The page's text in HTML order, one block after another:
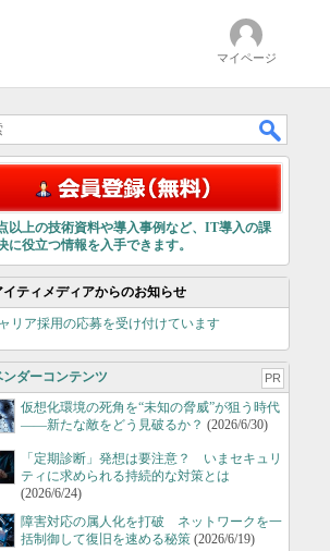
マイページ
以上の技術資料や導入事例など、IT導入の課
に役立つ情報を入手できます。
イティメディアからのお知らせ
リア採用の応募を受け付けています
ンダーコンテンツ PR
仮想化環境の死角を“未知の脅威”が狙う時代
――新たな敵をどう見破るか？ (2026/6/30)
「定期診断」発想は要注意？ いまセキュリ
ティに求められる持続的な対策とは
(2026/6/24)
障害対応の属人化を打破 ネットワークを一
括制御して復旧を速める秘策 (2026/6/19)